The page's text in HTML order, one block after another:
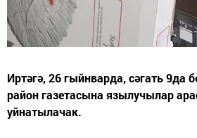
Иртәгә, 26 гыйнварда, сәгать 9да
район газетасына язылучылар
уйнатылачак.